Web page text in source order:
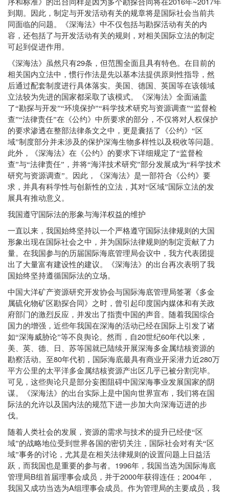
序和标准》的出台同样是因为多个勘探合同将在 年
年
到期。因此，制定与开发活动有关的规章将是国际社会当前共
同面临的问题。《深海法》中不仅包括与勘探活动有关的内
容，还包括了与开发活动有关的规则，对相关国际立法的制定
可起到促进作用。
《深海法》虽然只有29条，但范围全面且具有特色。在目前的
相关国内立法中，惯行作法是先以基本法提供原则性指导，然
后通过配套制度进行具体落实。美国、德国、英国等在该领域
立法较为先进的国家都采取了该模式。《深海法》全面涵盖
了“勘探与开发”“环境保护”“科学技术研究与资源调查”“监督检
查”“法律责任”在《公约》中所要求的部分，不仅将对人权保护
的要求渗透在整部法律条文之中，更是囊括了《公约》“区
域”制度部分并未涉及的保护深海生物多样性以及税收等问题。
此外，《深海法》在《公约》的要求下详细规定了“监督检
查”与“法律责任”，并将“海洋技术研究”部分发展成为“科学技术
研究与资源调查”。因此，《深海法》是一部符合《公约》要
求，并具有科学性与创新性的立法，其对“区域”国际立法的发
展具有推动意义。
我国遵守国际法的形象与海洋权益的维护
一直以来，我国始终坚持以一个严格遵守国际法律规则的大国
形象出现在国际社会之中，并为国际法律规则的制定贡献了力
量。在我国参与的历届国际海底管理局会议中，我方代表团提
出了大量富有建设性的建议。《深海法》的出台再次表明了我
国始终坚持遵循国际法的立场。
中国大洋矿产资源研究开发协会与国际海底管理局签署《多金
属硫化物矿区勘探合同》之时，曾引起印度国内媒体和有关政
府部门的激烈反应，并发出了指责中国的声音。随着我国综合
国力的增强，近些年我国在深海的活动已经在国际上引发了诸
如“深海威胁论”等不良舆论。然而，自20世纪60年代以来，
美、英、德、日、苏等国就已陆续开展深海多金属结核资源的
勘察活动。至80年代初，国际海底最具有商业开采潜力近280万
平方公里的太平洋多金属结核资源产出区几乎已被分割完毕。
可见，这些舆论只是部分妄图阻碍中国深海事业发展国家的阴
谋。《深海法》的出台实际上是中国向世界宣布，我们将在国
际法的允许以及国内法的规范下进一步加大向深海迈进的步
伐。
随着人类社会的发展，资源的需求与技术的提升已经使“区
域”的战略地位受到世界各国的密切关注，国际社会对有关“区
域”事务的讨论，尤其是在相关法律规则的设置问题上日益活
跃，而我国也是重要的参与者。 1996年，我国当选为国际海底
管理局B组首届理事会成员，并于2000年获得连任； 2004年，
我国又成功当选为A组理事会成员。作为管理局的主要成员，我